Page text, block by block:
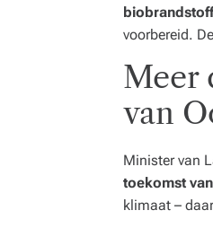
voorbereid.
Meer
van
Minister van
toekomst
klimaat –